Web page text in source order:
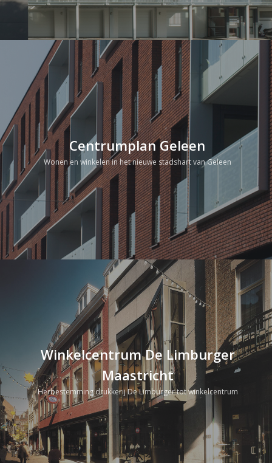
Centrumplan Geleen
Wonen en winkelen in het nieuwe stadshart van Geleen
Winkelcentrum De Limburger
Maastricht
Herbestemming drukkerij De Limburger tot winkelcentrum